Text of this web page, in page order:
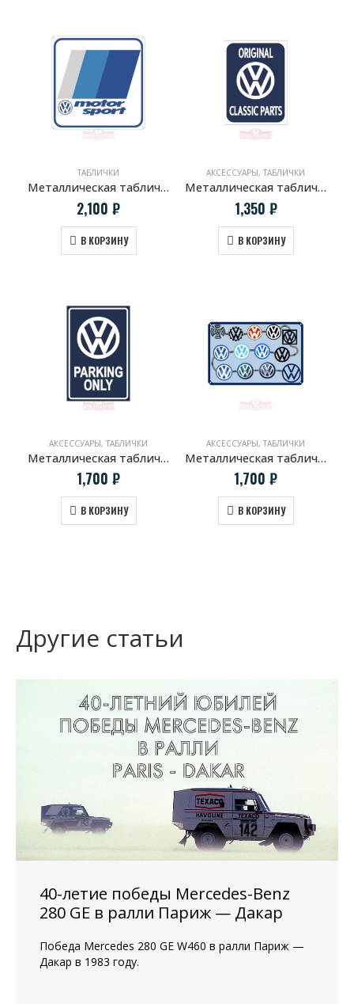
ТАБЛИЧКИ
Металлическая табличка VW Motorsport
2,100 ₽
В КОРЗИНУ
АКСЕССУАРЫ, ТАБЛИЧКИ
Металлическая табличка VW Original Classic Parts
1,350 ₽
В КОРЗИНУ
АКСЕССУАРЫ, ТАБЛИЧКИ
Металлическая табличка VW PARKING ONLY
1,700 ₽
В КОРЗИНУ
АКСЕССУАРЫ, ТАБЛИЧКИ
Металлическая табличка История логотипа Volkswagen
1,700 ₽
В КОРЗИНУ
Другие статьи
40-летие победы Mercedes-Benz
280 GE в ралли Париж — Дакар
Победа Mercedes 280 GE W460 в ралли Париж —
Дакар в 1983 году.